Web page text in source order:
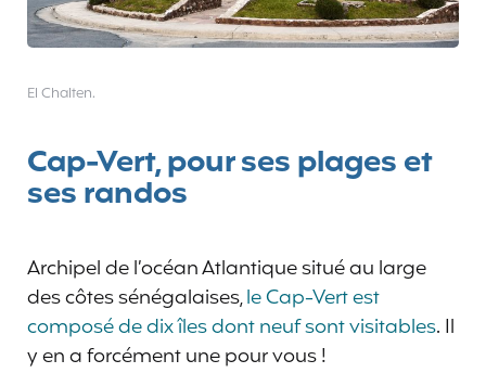
El Chalten.
Cap-Vert, pour ses plages et
ses randos
Archipel de l’océan Atlantique situé au large
des côtes sénégalaises,le Cap-Vert est
composé de dix îles dont neuf sont visitables. Il
y en a forcément une pour vous !